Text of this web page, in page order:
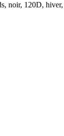
noir, 120D,